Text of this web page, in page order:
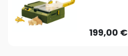
199,00 €